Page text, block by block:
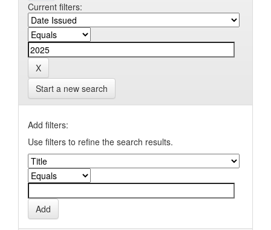
Current filters:
Start a new search
Add filters:
Use filters to refine the search results.